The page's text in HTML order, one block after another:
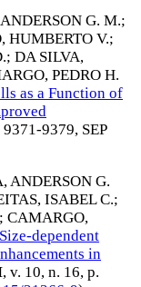
G. M.;
HUMBERTO V.;
; DA SILVA,
PEDRO H.
as a Function of
9371-9379, SEP
ANDERSON G.
ISABEL C.;
; CAMARGO,
dependent
in
, v. 10, n. 16, p.